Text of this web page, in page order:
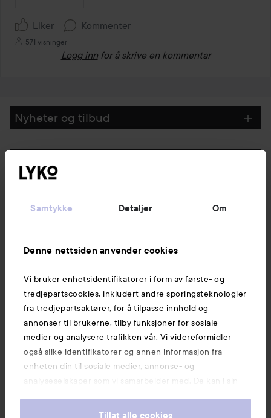
Samtykke Detaljer Om
Denne nettsiden anvender cookies
Vi bruker enhetsidentifikatorer i form av første- og
tredjepartscookies, inkludert andre sporingsteknologier
fra tredjepartsaktører, for å tilpasse innhold og
annonser til brukerne, tilby funksjoner for sosiale
medier og analysere trafikken vår. Vi videreformidler
også slike identifikatorer og annen informasjon fra
enheten din til sosiale medier, annonse- og
analyseselskaper som vi samarbeider med. De kan i sin
informasjon som du har oppgitt eller som de har samlet
Tillat alle cookies
Liker Kommenter
571 visninger
Logg inn for å skrive en kommentar
Nyheter og tilbud
Kundeservice
Informasjon
Også av interesse